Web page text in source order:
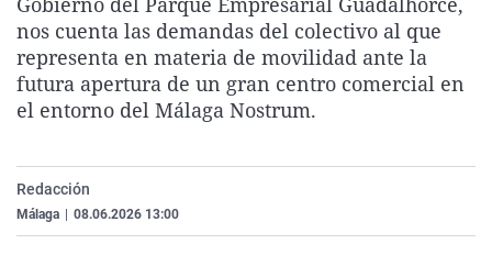
La rosa de los vientos
Gente viajera
Como el perro y el
Caso
Retornados
Equipo de
Extremadura
Galicia
La Rioja
País Vasco
Virales
Televisión
Elecciones
nos cuenta las demandas del colectivo al que
representa en materia de movilidad ante la
futura apertura de un gran centro comercial en
el entorno del Málaga Nostrum.
Redacción
Málaga 08.06.2026 13:00